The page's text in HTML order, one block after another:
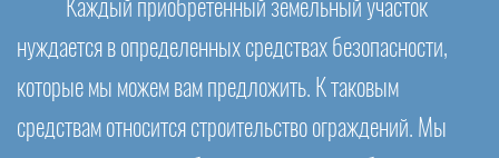
Каждый приобретенный земельный участок
нуждается в определенных средствах безопасности,
которые мы можем вам предложить. К таковым
средствам относится строительство ограждений. Мы